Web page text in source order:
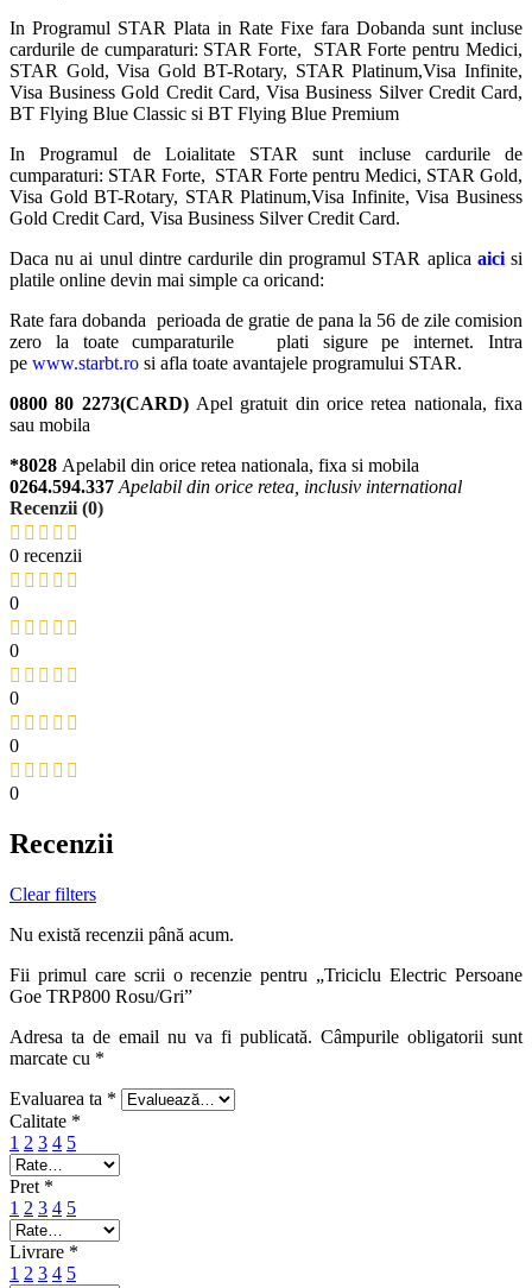
In Programul STAR Plata in Rate Fixe fara Dobanda sunt incluse
cardurile de cumparaturi: STAR Forte, STAR Forte pentru Medici,
STAR Gold, Visa Gold BT-Rotary, STAR Platinum,Visa Infinite,
Visa Business Gold Credit Card, Visa Business Silver Credit Card,
BT Flying Blue Classic si BT Flying Blue Premium
In Programul de Loialitate STAR sunt incluse cardurile de
cumparaturi: STAR Forte, STAR Forte pentru Medici, STAR Gold,
Visa Gold BT-Rotary, STAR Platinum,Visa Infinite, Visa Business
Gold Credit Card, Visa Business Silver Credit Card.
Daca nu ai unul dintre cardurile din programul STAR aplica aicisi
platile online devin mai simple ca oricand:
Rate fara dobanda perioada de gratie de pana la 56 de zile comision
zero la toate cumparaturile plati sigure pe internet. Intra
pe www.starbt.ro si afla toate avantajele programului STAR.
0800 80 2273(CARD)Apel gratuit din orice retea nationala, fixa
sau mobila
*8028 Apelabil din orice retea nationala, fixa si mobila
0264.594.337 Apelabil din orice retea, inclusiv international
Recenzii (0)
0 recenzii
0
0
0
0
0
Recenzii
Clear filters
Nu există recenzii până acum.
Fii primul care scrii o recenzie pentru „Triciclu Electric Persoane
Goe TRP800 Rosu/Gri”
Adresa ta de email nu va fi publicată. Câmpurile obligatorii sunt
marcate cu *
Evaluarea ta *
Calitate *
1 2 3 4 5
Pret *
1 2 3 4 5
Livrare *
1 2 3 4 5